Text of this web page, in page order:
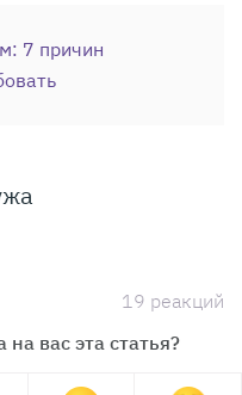
7 причин
19 реакций
вас эта статья?